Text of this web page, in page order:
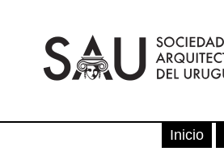
Inicio